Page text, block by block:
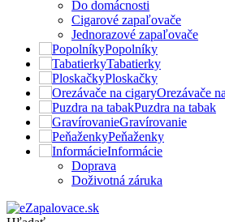
Do domácnosti
Cigarové zapaľovače
Jednorazové zapaľovače
Popolníky
Tabatierky
Ploskačky
Orezávače
Puzdra na tabak
Gravírovanie
Peňaženky
Informácie
Doprava
Doživotná záruka